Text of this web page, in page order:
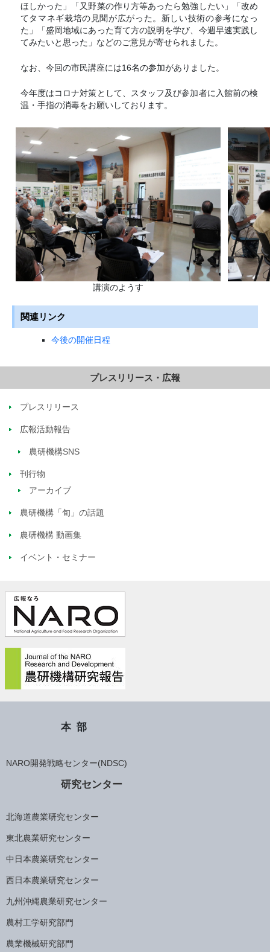
ほしかった」「又野菜の作り方等あったら勉強したい」「改め
てタマネギ栽培の見聞が広がった。新しい技術の参考になっ
た」「盛岡地域にあった育て方の説明を学び、今週早速実践し
てみたいと思った」などのご意見が寄せられました。
なお、今回の市民講座には16名の参加がありました。
今年度はコロナ対策として、スタッフ及び参加者に入館前の検
温・手指の消毒をお願いしております。
講演のようす
関連リンク
今後の開催日程
プレスリリース・広報
プレスリリース
広報活動報告
農研機構SNS
刊行物
アーカイブ
農研機構「旬」の話題
農研機構 動画集
イベント・セミナー
本部
NARO開発戦略センター(NDSC)
研究センター
北海道農業研究センター
東北農業研究センター
中日本農業研究センター
西日本農業研究センター
九州沖縄農業研究センター
農村工学研究部門
農業機械研究部門